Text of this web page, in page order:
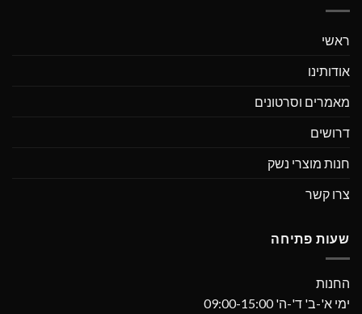
ראשי
אודותינו
מאמרים וסרטונים
דרושים
חנות מוצרי נשק
צרו קשר
שעות פתיחה
החנות
ימי א'-ב' ד'-ה' 09:00-15:00